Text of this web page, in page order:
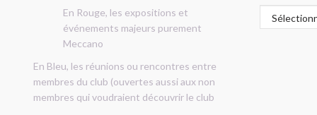
En Rouge, les expositions et
événements majeurs purement
Meccano
En Bleu, les réunions ou rencontres entre
membres du club (ouvertes aussi aux non
membres qui voudraient découvrir le club
Tous les